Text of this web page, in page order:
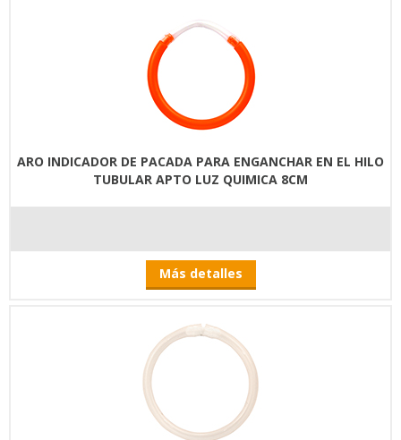
ARO INDICADOR DE PACADA PARA ENGANCHAR EN EL HILO
TUBULAR APTO LUZ QUIMICA 8CM
Más detalles